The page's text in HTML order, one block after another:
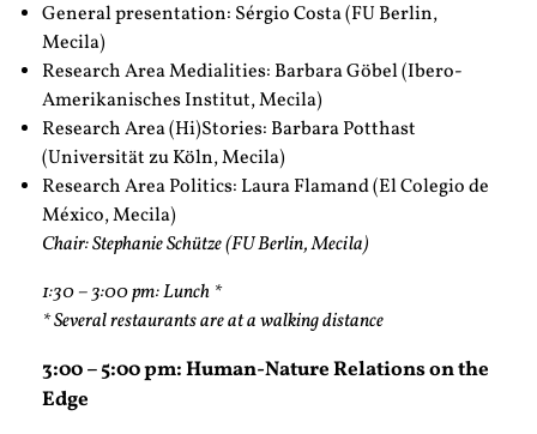
General presentation: Sérgio Costa (FU Berlin,
Mecila)
Research Area Medialities: Barbara Göbel (Ibero-
Amerikanisches Institut, Mecila)
Research Area (Hi)Stories: Barbara Potthast
(Universität zu Köln, Mecila)
Research Area Politics: Laura Flamand (El Colegio de
México, Mecila)
Chair: Stephanie Schütze (FU Berlin, Mecila)
1:30 – 3:00 pm: Lunch *
* Several restaurants are at a walking distance
3:00 – 5:00 pm: Human-Nature Relations on the
Edge